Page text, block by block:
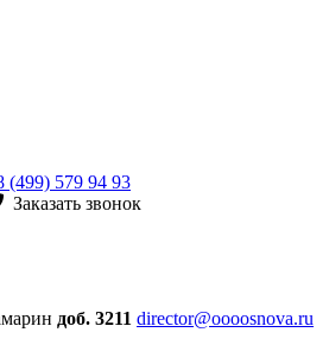
(499) 579 94 93
Заказать звонок
доб. 3211 director@oooosnova.ru